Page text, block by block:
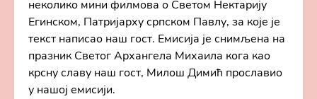
неколико мини филмова о Светом Нектарију
Егинском, Патријарху српском Павлу, за које је
текст написао наш гост. Емисија је снимљена на
празник Светог Архангела Михаила кога као
крсну славу наш гост, Милош Димић прославио
у нашој емисији.